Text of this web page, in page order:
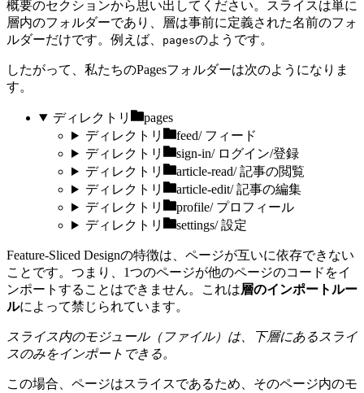
概要のセクションから思い出してください。スライスは単に
層内のフォルダーであり、層は事前に定義された名前のフォ
ルダーだけです。例えば、
pagesのようです。
したがって、私たちのPagesフォルダーは次のようになりま
す。
ディレクトリ
pages
ディレクトリ
feed/ フィード
ディレクトリ
sign-in/ ログイン/登録
ディレクトリ
article-read/ 記事の閲覧
ディレクトリ
article-edit/ 記事の編集
ディレクトリ
profile/ プロフィール
ディレクトリ
settings/ 設定
Feature-Sliced Designの特徴は、ページが互いに依存できない
ことです。つまり、1つのページが他のページのコードをイ
ンポートすることはできません。これは層のインポートルー
ルによって禁じられています。
スライス内のモジュール（ファイル）は、下層にあるスライ
スのみをインポートできる。
この場合、ページはスライスであるため、そのページ内のモ